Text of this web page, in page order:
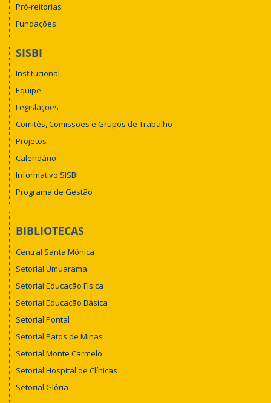
Pró-reitorias
Fundações
SISBI
Institucional
Equipe
Legislações
Comitês, Comissões e Grupos de Trabalho
Projetos
Calendário
Informativo SISBI
Programa de Gestão
BIBLIOTECAS
Central Santa Mônica
Setorial Umuarama
Setorial Educação Física
Setorial Educação Básica
Setorial Pontal
Setorial Patos de Minas
Setorial Monte Carmelo
Setorial Hospital de Clínicas
Setorial Glória